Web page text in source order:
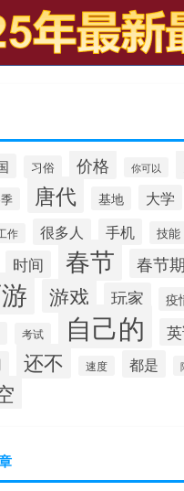
习俗 价格 你可以
唐代 基地 大学
作 很多人 手机 技能
时间 春节 春节
游戏 玩家 疫
考试 自己的
还不 速度 都是